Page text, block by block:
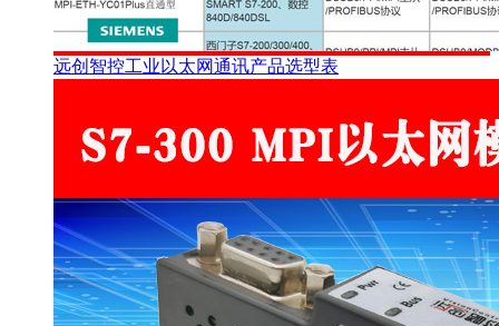
远创智控工业以太网通讯产品选型表